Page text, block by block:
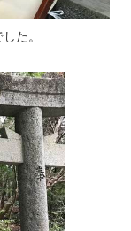
た。